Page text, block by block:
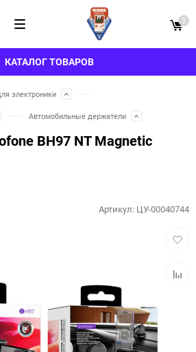
КАТАЛОГ ТОВАРОВ
0
электроники
Автомобильные держатели
BH97 NT Magnetic
Артикул: ЦУ-00040744